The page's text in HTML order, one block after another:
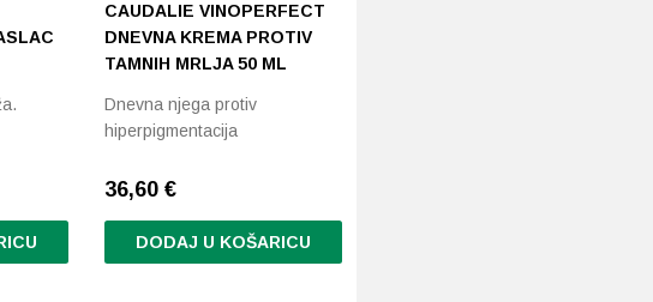
CAUDALIE VINOPERFECT
DNEVNA KREMA PROTIV
TAMNIH MRLJA 50 ML
Dnevna njega protiv
hiperpigmentacija
36,60€
DODAJ U KOŠARICU